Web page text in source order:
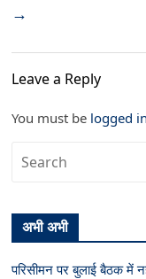
→
Leave a Reply
You must be logged in
अभी अभी
परिसीमन पर बुलाई बैठक में